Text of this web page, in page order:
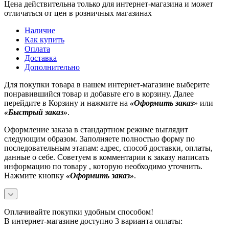
Цена действительна только для интернет-магазина и может
отличаться от цен в розничных магазинах
Наличие
Как купить
Оплата
Доставка
Дополнительно
Для покупки товара в нашем интернет-магазине выберите
понравившийся товар и добавьте его в корзину. Далее
перейдите в Корзину и нажмите на «Оформить заказ» или
«Быстрый заказ».
Оформление заказа в стандартном режиме выглядит
следующим образом. Заполняете полностью форму по
последовательным этапам: адрес, способ доставки, оплаты,
данные о себе. Советуем в комментарии к заказу написать
информацию по товару , которую необходимо уточнить.
Нажмите кнопку «Оформить заказ».
Оплачивайте покупки удобным способом!
В интернет-магазине доступно 3 варианта оплаты: